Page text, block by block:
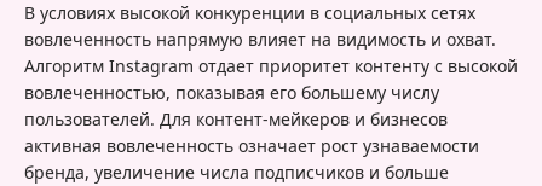
Блог
В условиях высокой конкуренции в социальных сетях
вовлеченность напрямую влияет на видимость и охват.
Алгоритм Instagram отдает приоритет контенту с высокой
вовлеченностью, показывая его большему числу
пользователей. Для контент-мейкеров и бизнесов
активная вовлеченность означает рост узнаваемости
бренда, увеличение числа подписчиков и больше